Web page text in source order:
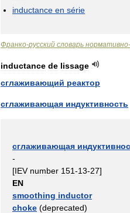
inductance en série
Франко-русский словарь нормативно-
inductance de lissage
сглаживающий реактор
сглаживающая индуктивность
сглаживающая
-
[IEV number 151-13-27]
EN
smoothing inductor
choke (deprecated)